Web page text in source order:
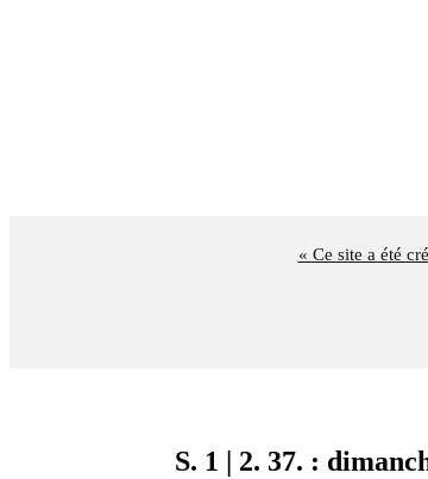
« Ce site a été
S. 1 | 2. 37. :